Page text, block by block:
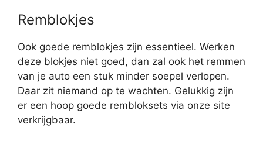
Remblokjes
Ook goede remblokjes zijn essentieel. Werken
deze blokjes niet goed, dan zal ook het remmen
van je auto een stuk minder soepel verlopen.
Daar zit niemand op te wachten. Gelukkig zijn
er een hoop goede rembloksets via onze site
verkrijgbaar.